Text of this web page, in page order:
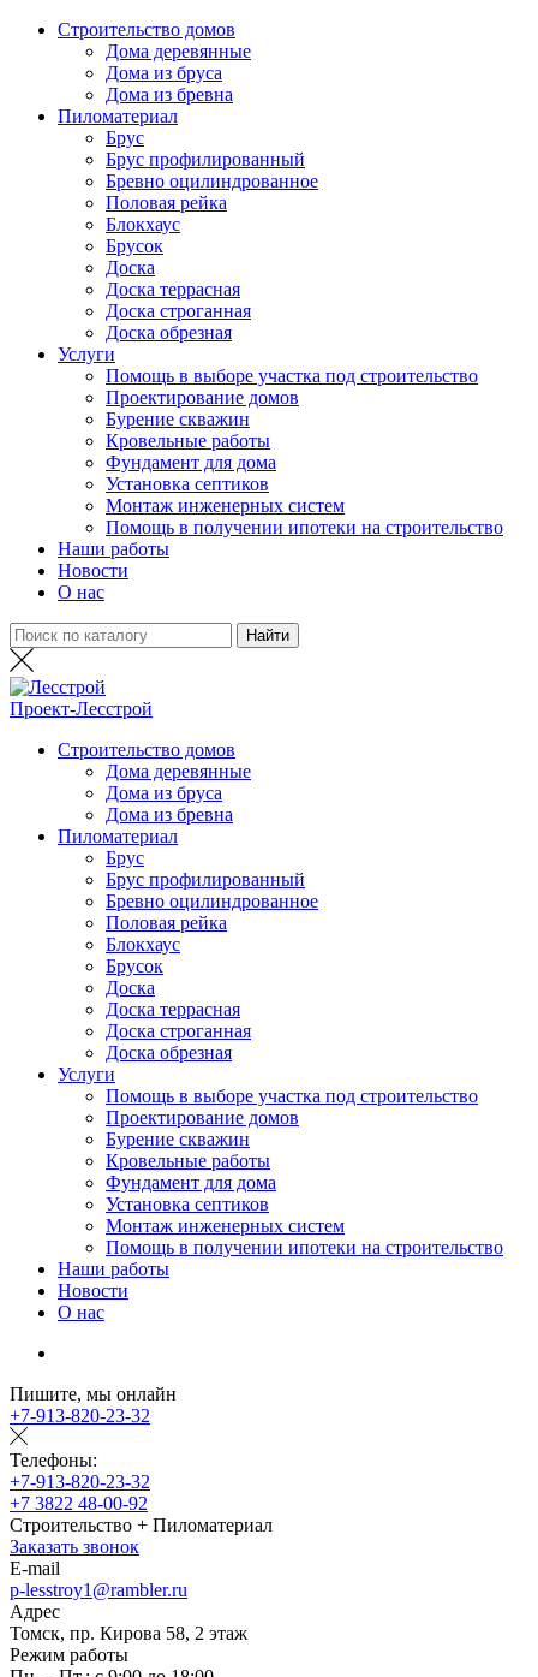
Строительство домов
Дома деревянные
Дома из бруса
Дома из бревна
Пиломатериал
Брус
Брус профилированный
Бревно оцилиндрованное
Половая рейка
Блокхаус
Брусок
Доска
Доска террасная
Доска строганная
Доска обрезная
Услуги
Помощь в выборе участка под строительство
Проектирование домов
Бурение скважин
Кровельные работы
Фундамент для дома
Установка септиков
Монтаж инженерных систем
Помощь в получении ипотеки на строительство
Наши работы
Новости
О нас
Проект-Лесстрой
Строительство домов
Дома деревянные
Дома из бруса
Дома из бревна
Пиломатериал
Брус
Брус профилированный
Бревно оцилиндрованное
Половая рейка
Блокхаус
Брусок
Доска
Доска террасная
Доска строганная
Доска обрезная
Услуги
Помощь в выборе участка под строительство
Проектирование домов
Бурение скважин
Кровельные работы
Фундамент для дома
Установка септиков
Монтаж инженерных систем
Помощь в получении ипотеки на строительство
Наши работы
Новости
О нас
Пишите, мы онлайн
+7-913-820-23-32
Телефоны:
+7-913-820-23-32
+7 3822 48-00-92
Строительство + Пиломатериал
Заказать звонок
E-mail
p-lesstroy1@rambler.ru
Адрес
Томск, пр. Кирова 58, 2 этаж
Режим работы